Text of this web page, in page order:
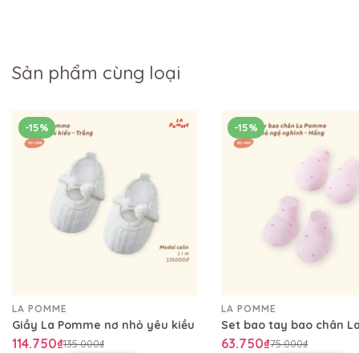
Sản phẩm cùng loại
-15%
LA POMME
Giầy La Pomme nơ nhỏ yêu kiều
114.750₫135.000₫
-15%
LA POMME
63.750₫75.000₫